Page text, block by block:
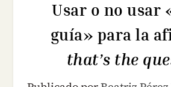
Usar o no usar
guía» para la
that’s the